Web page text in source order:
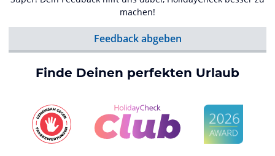
machen!
Feedback abgeben
Finde Deinen perfekten Urlaub